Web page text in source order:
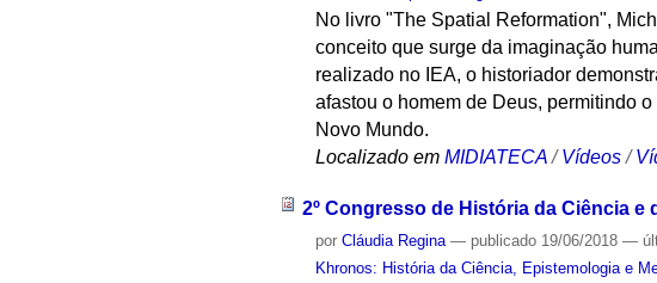
No livro "The Spatial Reformation",
conceito que surge da imaginação
realizado no IEA, o historiador
afastou o homem de Deus, permitindo
Novo Mundo.
Localizado em MIDIATECA /Vídeos /
2º Congresso de História da Ciência
porCláudia Regina — publicado 19/06/2018—
Khronos: História da Ciência, Epistemologia e